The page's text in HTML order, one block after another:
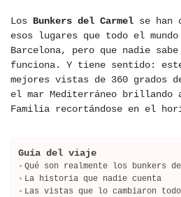
Los Bunkers del Carmel se han
esos lugares que todo el
Barcelona, pero que nadie sabe
funciona. Y tiene sentido:
mejores vistas de 360 grados
el mar Mediterráneo brillando
Familia recortándose en el
Guía del viaje
Qué son realmente los bunkers
La historia que nadie cuenta
Las vistas que lo cambiaron todo